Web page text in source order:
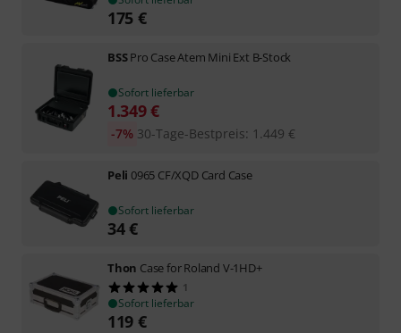
175 €
BSSPro Case Atem Mini Ext B-Stock
Sofort lieferbar
1.349€
30-Tage-Bestpreis: 1.449 €
-7%
Peli 0965 CF/XQD Card Case
Sofort lieferbar
34€
Thon Case for Roland V-1HD+
1
Sofort lieferbar
119 €